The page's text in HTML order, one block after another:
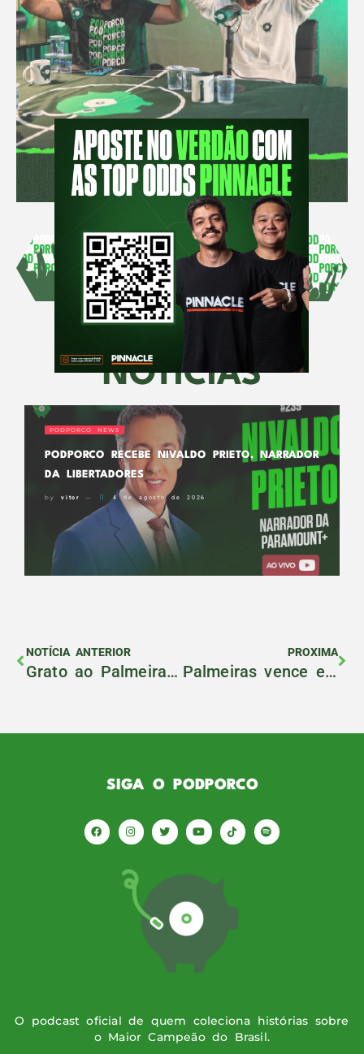
NOTÍCIAS
PODPORCO NEWS
PODPORCO RECEBE NIVALDO PRIETO, NARRADOR
DA LIBERTADORES
by vitor 4 de agosto de 2026
NOTÍCIA ANTERIOR
Grato ao Palmeiras, Alberto Valentim enche Abel de elogios no Podporco
PROXIMA
Palmeiras vence e se aproxima do título brasileiro
SIGA O PODPORCO
O podcast oficial de quem coleciona histórias sobre
o Maior Campeão do Brasil.